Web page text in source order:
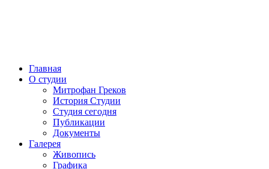
Главная
О студии
Митрофан Греков
История Студии
Студия сегодня
Публикации
Документы
Галерея
Живопись
Графика